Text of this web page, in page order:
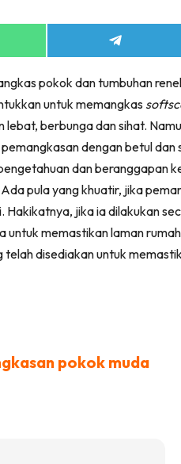
Bilik Air
Bilik Tidur
Dapur
Ruang Makan
Ruang Tamu
Lagi
Hartanah
Share
on
pokok dan tumbuhan
untuk memangkas
berbunga dan sihat.
dengan betul dan
dan beranggapan
pula yang khuatir, jika
jika ia dilakukan
memastikan laman
disediakan untuk
pokok muda